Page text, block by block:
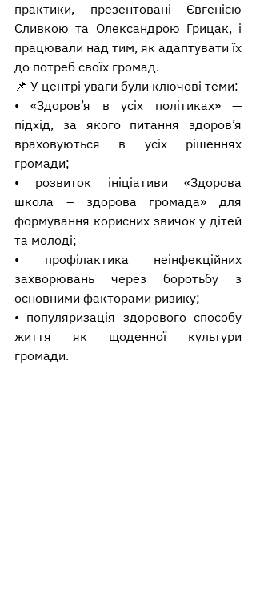
практики, презентовані Євгенією
Сливкою та Олександрою Грицак, і
працювали над тим, як адаптувати їх
до потреб своїх громад.
📌 У центрі уваги були ключові теми:
• «Здоров’я в усіх політиках» —
підхід, за якого питання здоров’я
враховуються в усіх рішеннях
громади;
• розвиток ініціативи «Здорова
школа – здорова громада» для
формування корисних звичок у дітей
та молоді;
• профілактика неінфекційних
захворювань через боротьбу з
основними факторами ризику;
• популяризація здорового способу
життя як щоденної культури
громади.